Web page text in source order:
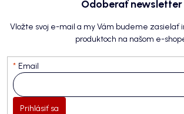
Odoberať newsletter
Vložte svoj e-mail a my Vám budeme zasielať
produktoch na našom e-
Email
Prihlásiť sa